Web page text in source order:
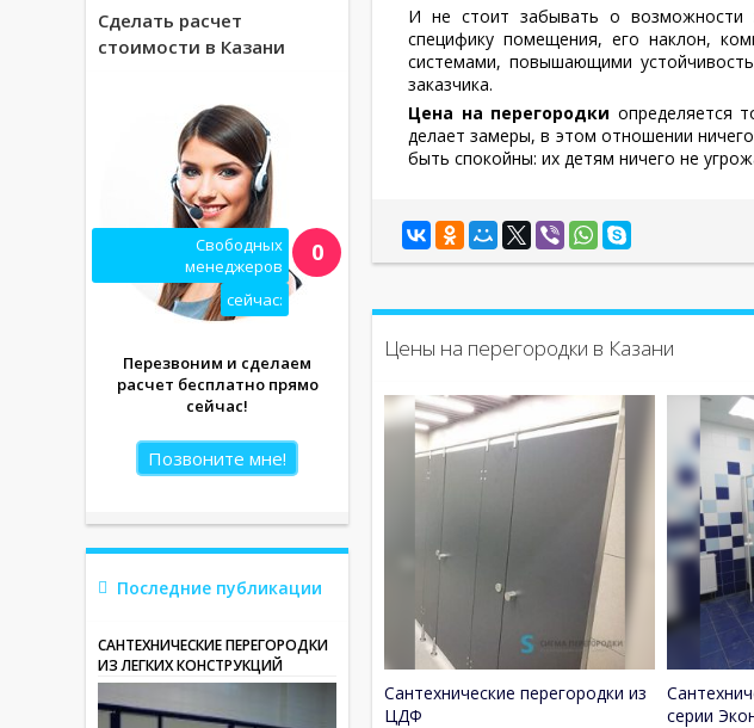
Сделать расчет
стоимости в Казани
Свободных
менеджеров
сейчас:
0
Перезвоним и сделаем
расчет бесплатно прямо
сейчас!
Позвоните мне!
Последние публикации
САНТЕХНИЧЕСКИЕ ПЕРЕГОРОДКИ
ИЗ ЛЕГКИХ КОНСТРУКЦИЙ
И не стоит забывать о возможности
специфику помещения, его наклон,
системами, повышающими
заказчика.
Цена на перегородки определяется
делает замеры, в этом отношении
быть спокойны: их детям ничего не
Цены на перегородки в Казани
Сантехнические перегородки из
ЦДФ
серии